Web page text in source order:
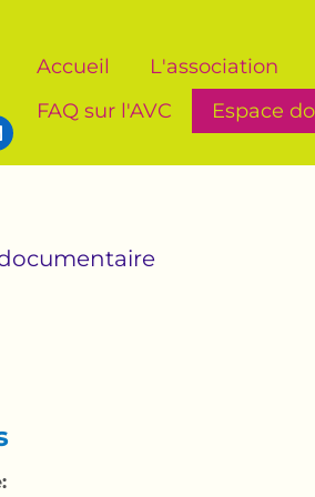
Accueil L'association
FAQ sur l'AVC
Espace